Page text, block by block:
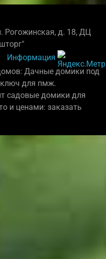
Рогожинская, д. 18, ДЦ
Информация
Дачные домики под
ключ для пмж.
садовые домики для
и ценами: заказать